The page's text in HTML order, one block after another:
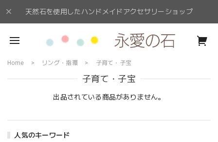
天然石を使用したハンドメイドアクセサリーショップ
人気のキーワード
Home リング・指環 子育て・子宝
子育て・子宝
出品されている商品がありません。